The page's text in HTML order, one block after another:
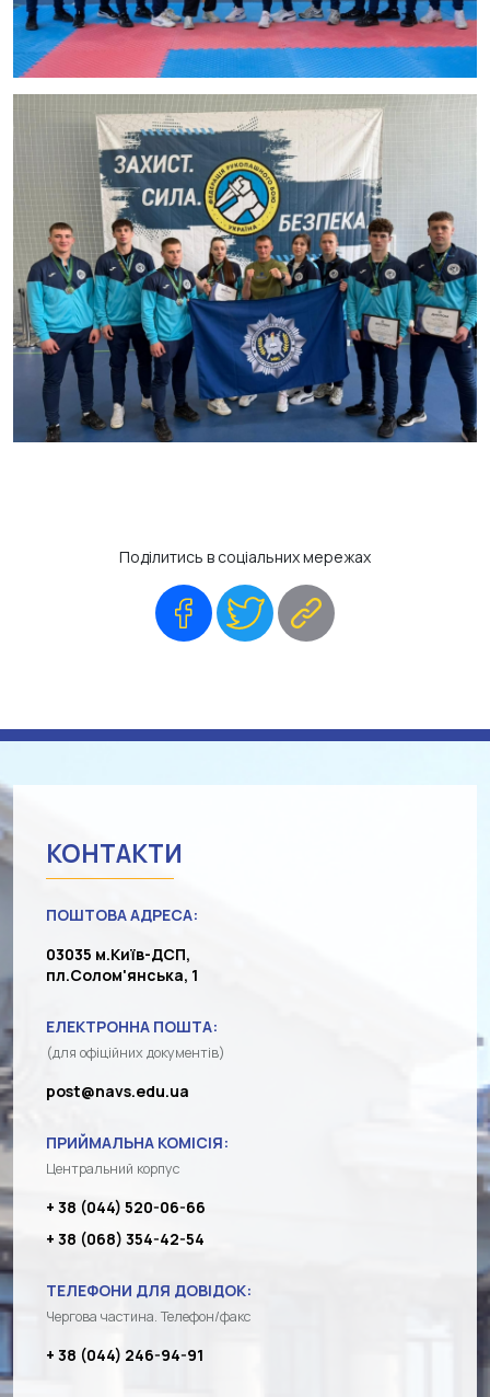
Поділитись в соціальних мережах
FacebookTwitter
КОНТАКТИ
ПОШТОВА АДРЕСА:
03035 м.Київ-ДСП,
пл.Солом'янська, 1
ЕЛЕКТРОННА ПОШТА:
(для офіційних документів)
post@navs.edu.ua
ПРИЙМАЛЬНА КОМІСІЯ:
Центральний корпус
+ 38 (044) 520-06-66
+ 38 (068) 354-42-54
ТЕЛЕФОНИ ДЛЯ ДОВІДОК:
Чергова частина. Телефон/факс
+ 38 (044) 246-94-91